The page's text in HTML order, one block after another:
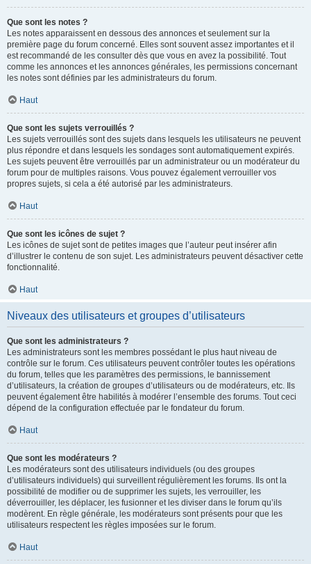
Que sont les notes ?
Les notes apparaissent en dessous des annonces et seulement sur la
première page du forum concerné. Elles sont souvent assez importantes et il
est recommandé de les consulter dès que vous en avez la possibilité. Tout
comme les annonces et les annonces générales, les permissions concernant
les notes sont définies par les administrateurs du forum.
Haut
Que sont les sujets verrouillés ?
Les sujets verrouillés sont des sujets dans lesquels les utilisateurs ne peuvent
plus répondre et dans lesquels les sondages sont automatiquement expirés.
Les sujets peuvent être verrouillés par un administrateur ou un modérateur du
forum pour de multiples raisons. Vous pouvez également verrouiller vos
propres sujets, si cela a été autorisé par les administrateurs.
Haut
Que sont les icônes de sujet ?
Les icônes de sujet sont de petites images que l’auteur peut insérer afin
d’illustrer le contenu de son sujet. Les administrateurs peuvent désactiver cette
fonctionnalité.
Haut
Niveaux des utilisateurs et groupes d’utilisateurs
Que sont les administrateurs ?
Les administrateurs sont les membres possédant le plus haut niveau de
contrôle sur le forum. Ces utilisateurs peuvent contrôler toutes les opérations
du forum, telles que les paramètres des permissions, le bannissement
d’utilisateurs, la création de groupes d’utilisateurs ou de modérateurs, etc. Ils
peuvent également être habilités à modérer l’ensemble des forums. Tout ceci
dépend de la configuration effectuée par le fondateur du forum.
Haut
Que sont les modérateurs ?
Les modérateurs sont des utilisateurs individuels (ou des groupes
d’utilisateurs individuels) qui surveillent régulièrement les forums. Ils ont la
possibilité de modifier ou de supprimer les sujets, les verrouiller, les
déverrouiller, les déplacer, les fusionner et les diviser dans le forum qu’ils
modèrent. En règle générale, les modérateurs sont présents pour que les
utilisateurs respectent les règles imposées sur le forum.
Haut